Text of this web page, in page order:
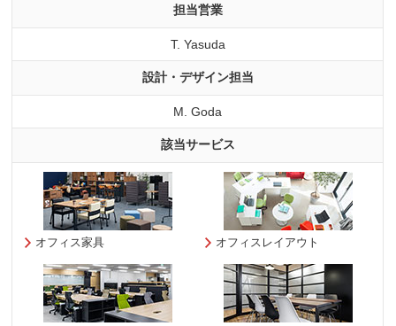
担当営業
T. Yasuda
設計・デザイン担当
M. Goda
該当サービス
オフィス家具 オフィスレイアウト